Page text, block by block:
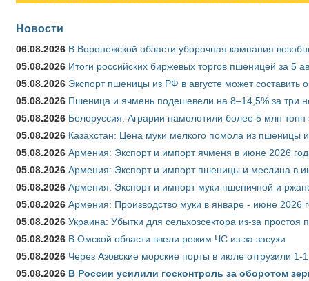
Новости
06.08.2026 В Воронежской области уборочная кампания
05.08.2026 Итоги российских биржевых торгов пшеницей за 5
05.08.2026 Экспорт пшеницы из РФ в августе может составить
05.08.2026 Пшеница и ячмень подешевели на 8–14,5% за три
05.08.2026 Белоруссия: Аграрии намолотили более 5 млн тонн
05.08.2026 Казахстан: Цена муки мелкого помола из пшеницы
05.08.2026 Армения: Экспорт и импорт ячменя в июне 2026
05.08.2026 Армения: Экспорт и импорт пшеницы и меслина в
05.08.2026 Армения: Экспорт и импорт муки пшеничной и
05.08.2026 Армения: Производство муки в январе - июне 2026
05.08.2026 Украина: Убытки для сельхозсектора из-за простоя
05.08.2026 В Омской области ввели режим ЧС из-за засухи
05.08.2026 Через Азовские морские порты в июле отгрузили
05.08.2026 В России усилили госконтроль за оборотом